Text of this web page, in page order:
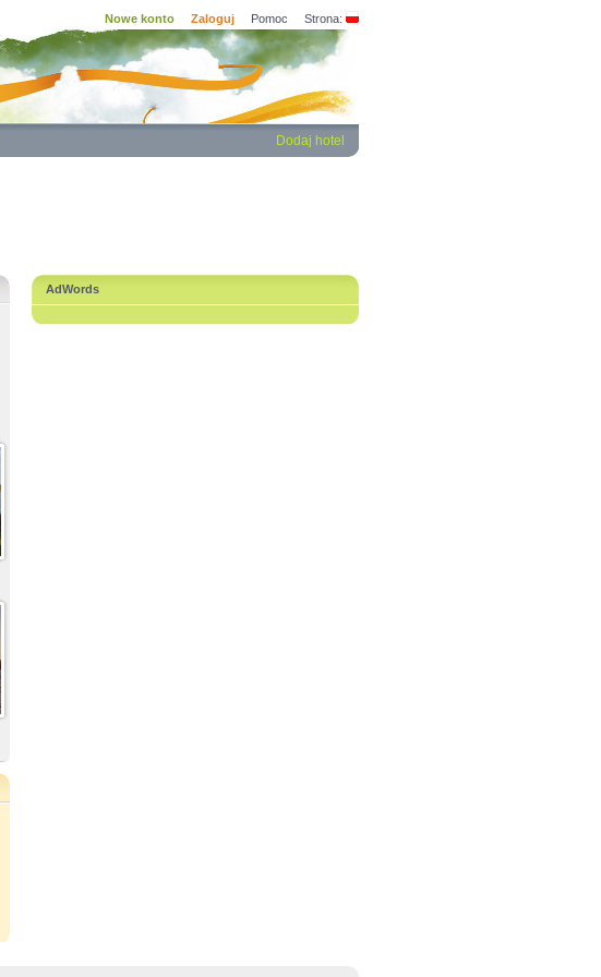
Nowe konto Zaloguj Pomoc Strona:
Dodaj hotel
AdWords